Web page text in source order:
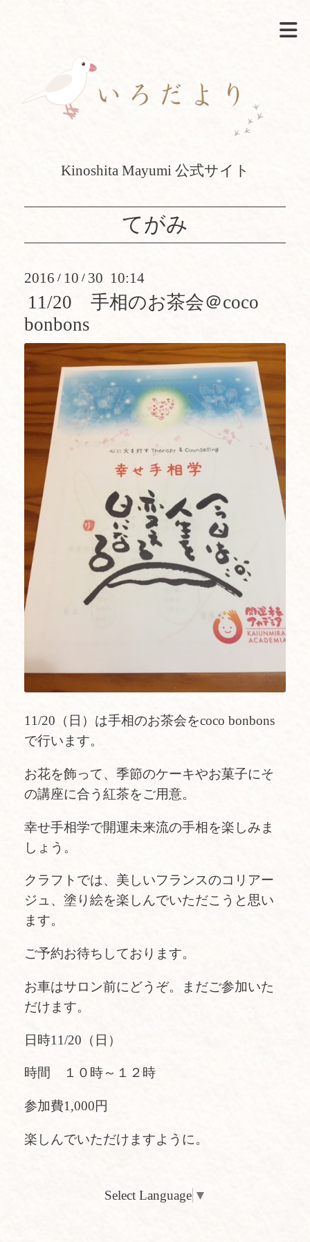
Kinoshita Mayumi 公式サイト
てがみ
2016 / 10 / 30 10:14
11/20 手相のお茶会＠coco
bonbons
11/20（日）は手相のお茶会をcoco bonbons
で行います。
お花を飾って、季節のケーキやお菓子にそ
の講座に合う紅茶をご用意。
幸せ手相学で開運未来流の手相を楽しみま
しょう。
クラフトでは、美しいフランスのコリアー
ジュ、塗り絵を楽しんでいただこうと思い
ます。
ご予約お待ちしております。
お車はサロン前にどうぞ。まだご参加いた
だけます。
日時11/20（日）
時間 １０時～１２時
参加費1,000円
楽しんでいただけますように。
Select Language ▼